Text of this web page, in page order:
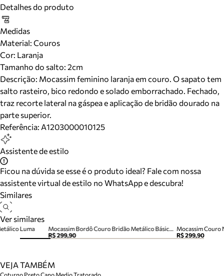
Detalhes do produto
Medidas
Material: Couros
Cor: Laranja
Tamanho do salto: 2cm
Descrição: Mocassim feminino laranja em couro. O sapato tem
salto rasteiro, bico redondo e solado emborrachado. Fechado,
traz recorte lateral na gáspea e aplicação de bridão dourado na
parte superior.
Referência: A1203000010125
Assistente de estilo
Ficou na dúvida se esse é o produto ideal? Fale com nossa
assistente virtual de estilo no WhatsApp e descubra!
Similares
Ver similares
Mocassim Bordô Couro Bridão Metálico Básico Luma
R$ 299,90
Mocassim Couro
R$ 299,90
Luma
VEJA TAMBÉM
Coturno Preto Cano Medio Tratorado